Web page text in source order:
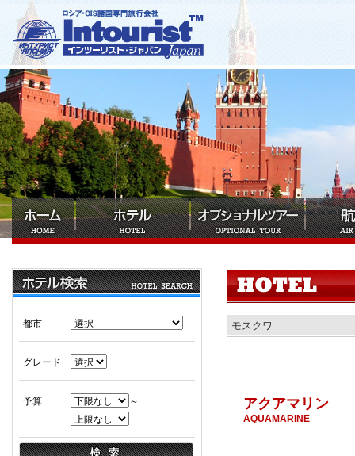
モスクワ
アクアマリン
AQUAMARINE
都市
グレード
予算 ～